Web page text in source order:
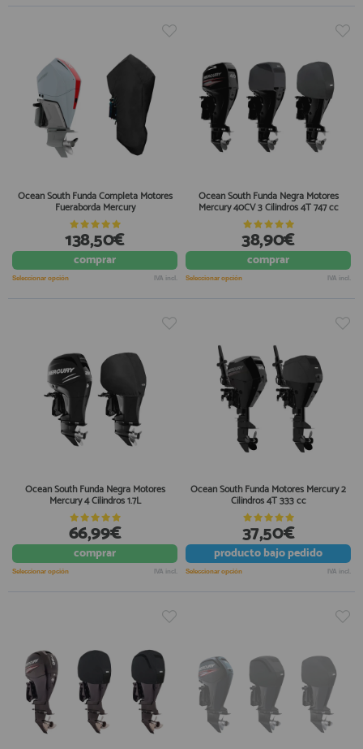
Ocean South Funda Completa Motores
Fueraborda Mercury
138,50€
comprar
Seleccionar opción IVA incl.
Ocean South Funda Negra Motores
Mercury 40CV 3 Cilindros 4T 747 cc
38,90€
comprar
Seleccionar opción IVA incl.
Ocean South Funda Negra Motores
Mercury 4 Cilindros 1.7L
66,99€
comprar
Seleccionar opción IVA incl.
Ocean South Funda Motores Mercury 2
Cilindros 4T 333 cc
37,50€
productobajo pedido
Seleccionar opción IVA incl.